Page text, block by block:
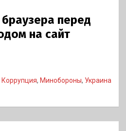
Коррупция, Минобороны, Украина